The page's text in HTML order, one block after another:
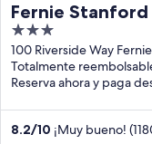
Fernie Stanford
3
out
of
5
100 Riverside Way
Totalmente
Reserva ahora y paga
8.2/10 ¡Muy bueno!